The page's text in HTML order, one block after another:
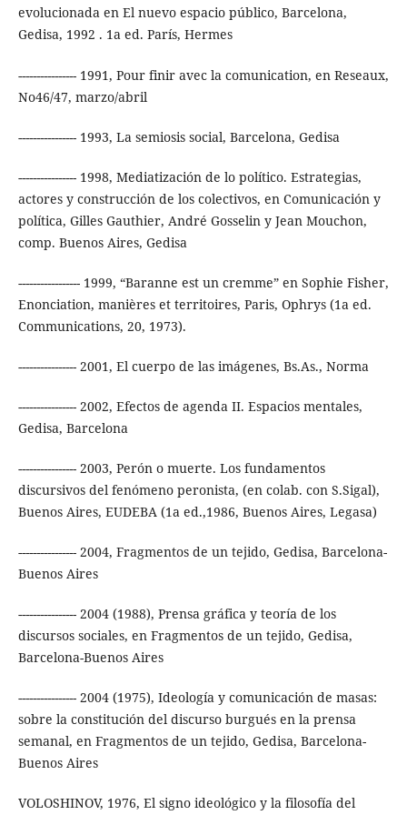
evolucionada en El nuevo espacio público, Barcelona,
Gedisa, 1992 . 1a ed. París, Hermes
---------------- 1991, Pour finir avec la comunication, en Reseaux,
No46/47, marzo/abril
---------------- 1993, La semiosis social, Barcelona, Gedisa
---------------- 1998, Mediatización de lo político. Estrategias,
actores y construcción de los colectivos, en Comunicación y
política, Gilles Gauthier, André Gosselin y Jean Mouchon,
comp. Buenos Aires, Gedisa
----------------- 1999, “Baranne est un cremme” en Sophie Fisher,
Enonciation, manières et territoires, Paris, Ophrys (1a ed.
Communications, 20, 1973).
---------------- 2001, El cuerpo de las imágenes, Bs.As., Norma
---------------- 2002, Efectos de agenda II. Espacios mentales,
Gedisa, Barcelona
---------------- 2003, Perón o muerte. Los fundamentos
discursivos del fenómeno peronista, (en colab. con S.Sigal),
Buenos Aires, EUDEBA (1a ed.,1986, Buenos Aires, Legasa)
---------------- 2004, Fragmentos de un tejido, Gedisa, Barcelona-
Buenos Aires
---------------- 2004 (1988), Prensa gráfica y teoría de los
discursos sociales, en Fragmentos de un tejido, Gedisa,
Barcelona-Buenos Aires
---------------- 2004 (1975), Ideología y comunicación de masas:
sobre la constitución del discurso burgués en la prensa
semanal, en Fragmentos de un tejido, Gedisa, Barcelona-
Buenos Aires
VOLOSHINOV, 1976, El signo ideológico y la filosofía del